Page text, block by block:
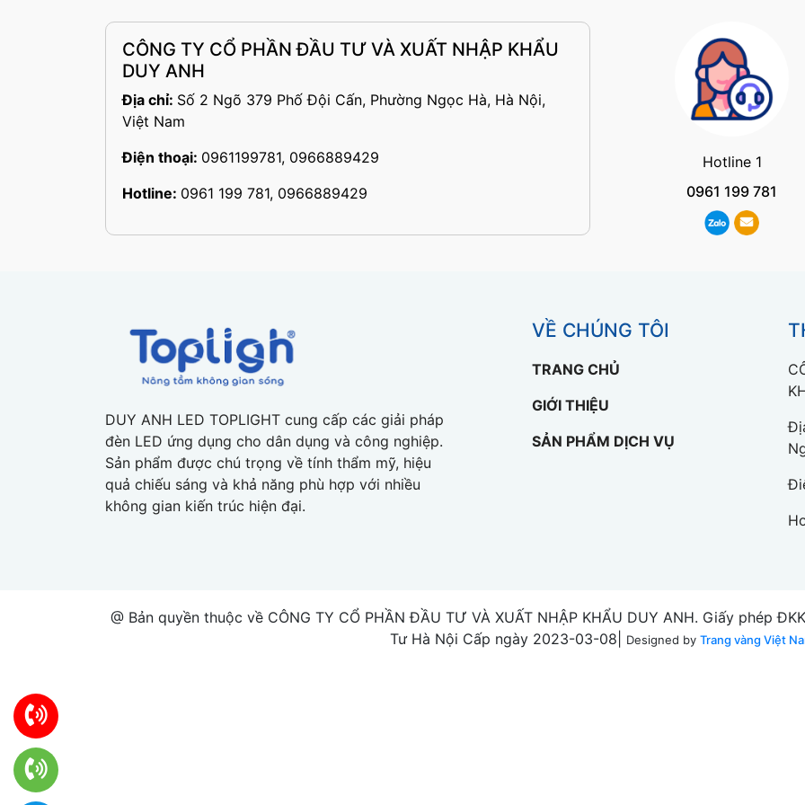
CÔNG TY CỔ PHẦN ĐẦU TƯ VÀ XUẤT NHẬP KHẨU
DUY ANH
Địa chỉ: Số 2 Ngõ 379 Phố Đội Cấn, Phường Ngọc Hà, Hà Nội,
Việt Nam
Điện thoại: 0961199781, 0966889429
Hotline: 0961 199 781, 0966889429
Hotline 1
0961 199 781
DUY ANH LED TOPLIGHT cung cấp các giải pháp
đèn LED ứng dụng cho dân dụng và công nghiệp.
Sản phẩm được chú trọng về tính thẩm mỹ, hiệu
quả chiếu sáng và khả năng phù hợp với nhiều
không gian kiến trúc hiện đại.
VỀ CHÚNG TÔI
TRANG CHỦ
GIỚI THIỆU
SẢN PHẨM DỊCH VỤ
@ Bản quyền thuộc về CÔNG TY CỔ PHẦN ĐẦU TƯ VÀ XUẤT NHẬP KHẨU DUY ANH. Giấy phép
Tư Hà Nội Cấp ngày 2023-03-08|
Designed by Trang vàng Việt